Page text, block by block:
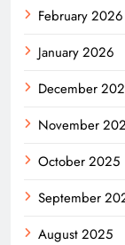
February 2026
January 2026
December
November
October 2025
September
August 2025